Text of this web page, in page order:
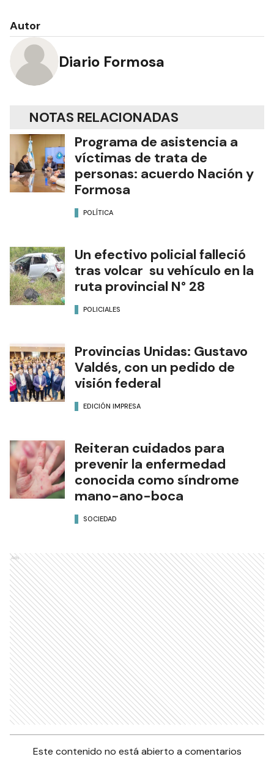
Autor
Diario Formosa
NOTAS RELACIONADAS
Programa de asistencia a
víctimas de trata de
personas: acuerdo Nación y
Formosa
POLÍTICA
Un efectivo policial falleció
tras volcar su vehículo en la
ruta provincial N° 28
POLICIALES
Provincias Unidas: Gustavo
Valdés, con un pedido de
visión federal
EDICIÓN IMPRESA
Reiteran cuidados para
prevenir la enfermedad
conocida como síndrome
mano-ano-boca
SOCIEDAD
Ads
Este contenido no está abierto a comentarios